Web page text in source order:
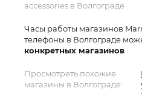
accessories в Волгограде
Часы работы магазинов
телефоны в Волгограде
конкретных магазинов
Просмотреть похожие
магазины в Волгограде: